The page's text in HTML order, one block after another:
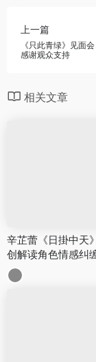
上一篇
《只此青绿》见面
感谢观众支持
相关文章
辛芷蕾《日掛中天
创解读角色情感纠